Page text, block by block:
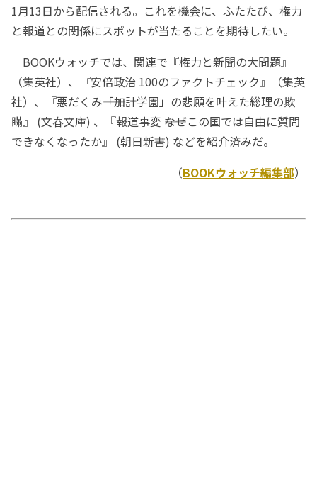
1月13日から配信される。これを機会に、ふたたび、権力
と報道との関係にスポットが当たることを期待したい。
BOOKウォッチでは、関連で『権力と新聞の大問題』
（集英社）、『安倍政治 100のファクトチェック』（集英
社）、『悪だくみ――「加計学園」の悲願を叶えた総理の欺
瞞』 (文春文庫) 、『報道事変 ――なぜこの国では自由に質問
できなくなったか』 (朝日新書) などを紹介済みだ。
（BOOKウォッチ編集部）